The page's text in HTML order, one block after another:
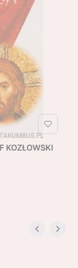
KOZŁOWSKI